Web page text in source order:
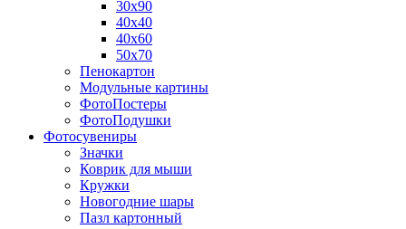
30х90
40х40
40х60
50х70
Пенокартон
Модульные картины
ФотоПостеры
ФотоПодушки
Фотоcувениры
Значки
Коврик для мыши
Кружки
Новогодние шары
Пазл картонный